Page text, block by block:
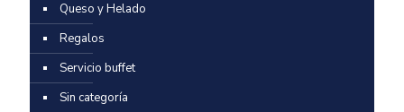
Queso y Helado
Regalos
Servicio buffet
Sin categoría